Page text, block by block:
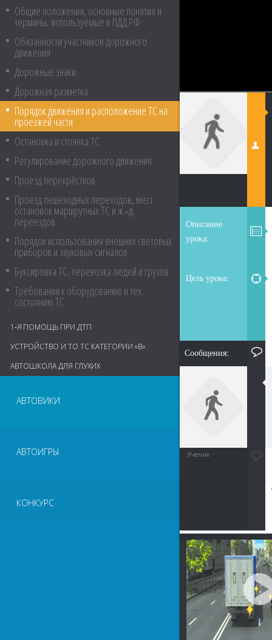
Общие положения, основные понятия и
термины, используемые в ПДД РФ
Обязанности участников дорожного
движения
Дорожные знаки
Дорожная разметка
Порядок движения и расположение ТС на
проезжей части
Остановка и стоянка ТС
Регулирование дорожного движения
Проезд перекрёстков
Проезд пешеходных переходов, мест
остановок маршрутных ТС и ж.‑д.
переездов
Порядок использования внешних световых
приборов и звуковых сигналов
Буксировка ТС, перевозка людей и грузов
Требования к оборудованию и тех.
состоянию ТС
1‑Я ПОМОЩЬ ПРИ ДТП
УСТРОЙСТВО И ТО ТС КАТЕГОРИИ «В»
АВТОШКОЛА ДЛЯ ГЛУХИХ
АВТОВИКИ
АВТОИГРЫ
КОНКУРС
Описание
урока:
Цель урока:
Сообщения:
Ученик